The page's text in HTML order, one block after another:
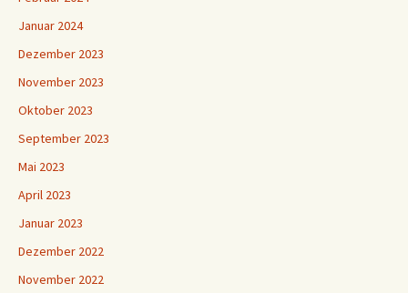
Januar 2024
Dezember 2023
November 2023
Oktober 2023
September 2023
Mai 2023
April 2023
Januar 2023
Dezember 2022
November 2022